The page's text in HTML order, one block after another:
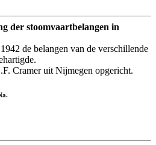
der stoomvaartbelangen in
de belangen van de verschillende
Cramer uit Nijmegen opgericht.